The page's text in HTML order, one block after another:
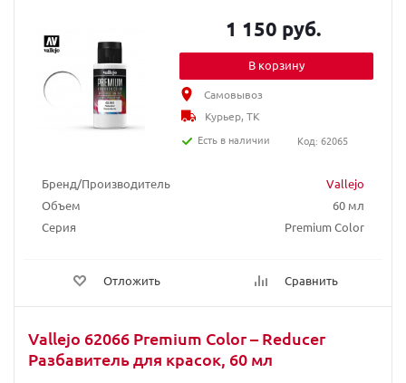
Бренд/Производитель
Vallejo
Объем
60 мл
Серия
Premium Color
Отложить Сравнить
1 150 руб.
В корзину
Самовывоз
Курьер, ТК
Есть в наличии
Код: 62065
Vallejo 62066 Premium Color – Reducer
Разбавитель для красок, 60 мл